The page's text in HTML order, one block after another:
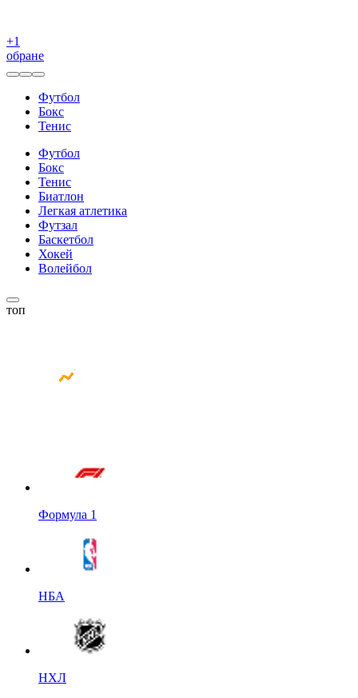
+1
обране
Футбол
Бокс
Тенис
Футбол
Бокс
Тенис
Биатлон
Легкая атлетика
Футзал
Баскетбол
Хокей
Волейбол
топ
Формула 1
НБА
НХЛ